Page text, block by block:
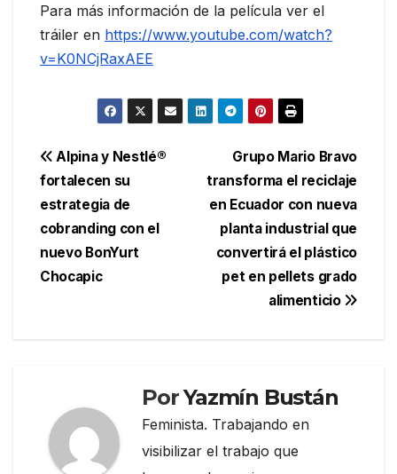
Para más información de la película ver el
tráiler en https://www.youtube.com/watch?
v=K0NCjRaxAEE
Navegación
de
entradas
Grupo Mario Bravo
transforma el reciclaje
en Ecuador con nueva
planta industrial que
convertirá el plástico
pet en pellets grado
alimenticio
Alpina y Nestlé®
fortalecen su
estrategia de
cobranding con el
nuevo BonYurt
Chocapic
PorYazmín Bustán
Feminista. Trabajando en
visibilizar el trabajo que